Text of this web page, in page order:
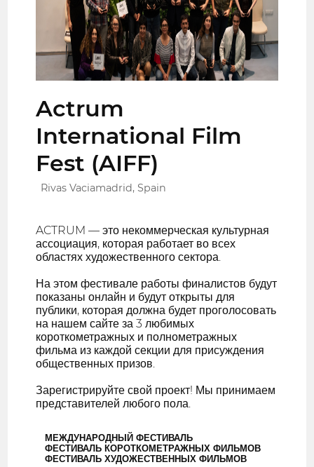
Actrum
International Film
Fest (AIFF)
Rivas Vaciamadrid, Spain
ACTRUM — это некоммерческая культурная
ассоциация, которая работает во всех
областях художественного сектора.
На этом фестивале работы финалистов будут
показаны онлайн и будут открыты для
публики, которая должна будет проголосовать
на нашем сайте за 3 любимых
короткометражных и полнометражных
фильма из каждой секции для присуждения
общественных призов.
Зарегистрируйте свой проект! Мы принимаем
представителей любого пола.
МЕЖДУНАРОДНЫЙ ФЕСТИВАЛЬ
ФЕСТИВАЛЬ КОРОТКОМЕТРАЖНЫХ ФИЛЬМОВ
ФЕСТИВАЛЬ ХУДОЖЕСТВЕННЫХ ФИЛЬМОВ